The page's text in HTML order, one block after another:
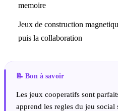
memoire
Jeux de construction
puis la collaboration
Les jeux cooperatifs sont
apprend les regles du jeu social